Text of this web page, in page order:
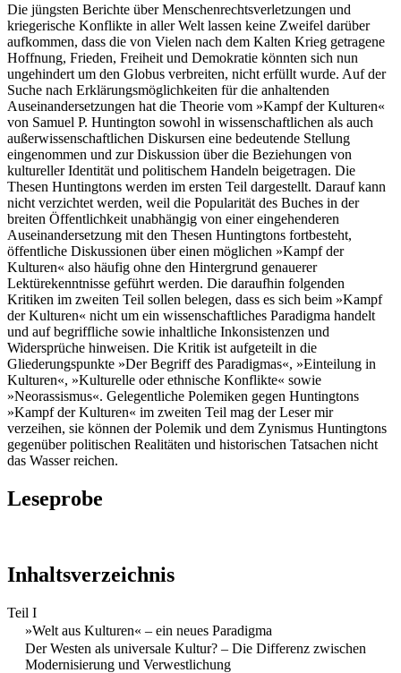
Die jüngsten Berichte über Menschenrechtsverletzungen und
kriegerische Konflikte in aller Welt lassen keine Zweifel darüber
aufkommen, dass die von Vielen nach dem Kalten Krieg getragene
Hoffnung, Frieden, Freiheit und Demokratie könnten sich nun
ungehindert um den Globus verbreiten, nicht erfüllt wurde. Auf der
Suche nach Erklärungsmöglichkeiten für die anhaltenden
Auseinandersetzungen hat die Theorie vom »Kampf der Kulturen«
von Samuel P. Huntington sowohl in wissenschaftlichen als auch
außerwissenschaftlichen Diskursen eine bedeutende Stellung
eingenommen und zur Diskussion über die Beziehungen von
kultureller Identität und politischem Handeln beigetragen. Die
Thesen Huntingtons werden im ersten Teil dargestellt. Darauf kann
nicht verzichtet werden, weil die Popularität des Buches in der
breiten Öffentlichkeit unabhängig von einer eingehenderen
Auseinandersetzung mit den Thesen Huntingtons fortbesteht,
öffentliche Diskussionen über einen möglichen »Kampf der
Kulturen« also häufig ohne den Hintergrund genauerer
Lektürekenntnisse geführt werden. Die daraufhin folgenden
Kritiken im zweiten Teil sollen belegen, dass es sich beim »Kampf
der Kulturen« nicht um ein wissenschaftliches Paradigma handelt
und auf begriffliche sowie inhaltliche Inkonsistenzen und
Widersprüche hinweisen. Die Kritik ist aufgeteilt in die
Gliederungspunkte »Der Begriff des Paradigmas«, »Einteilung in
Kulturen«, »Kulturelle oder ethnische Konflikte« sowie
»Neorassismus«. Gelegentliche Polemiken gegen Huntingtons
»Kampf der Kulturen« im zweiten Teil mag der Leser mir
verzeihen, sie können der Polemik und dem Zynismus Huntingtons
gegenüber politischen Realitäten und historischen Tatsachen nicht
das Wasser reichen.
Leseprobe
Inhaltsverzeichnis
Teil I
»Welt aus Kulturen« – ein neues Paradigma
Der Westen als universale Kultur? – Die Differenz zwischen
Modernisierung und Verwestlichung